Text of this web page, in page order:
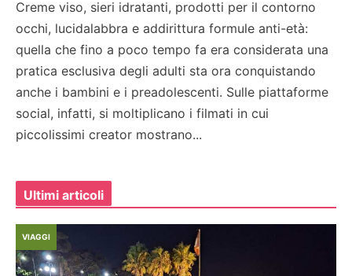
Creme viso, sieri idratanti, prodotti per il contorno
occhi, lucidalabbra e addirittura formule anti-età:
quella che fino a poco tempo fa era considerata una
pratica esclusiva degli adulti sta ora conquistando
anche i bambini e i preadolescenti. Sulle piattaforme
social, infatti, si moltiplicano i filmati in cui
piccolissimi creator mostrano...
Ultimi articoli
VIAGGI